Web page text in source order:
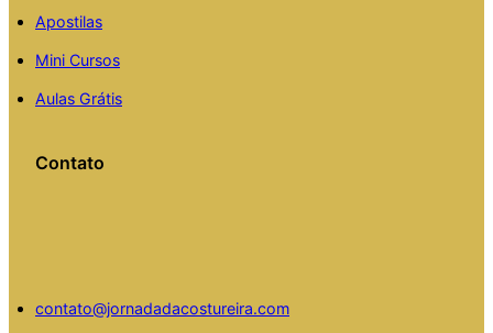
Apostilas
Mini Cursos
Aulas Grátis
Contato
contato@jornadadacostureira.com